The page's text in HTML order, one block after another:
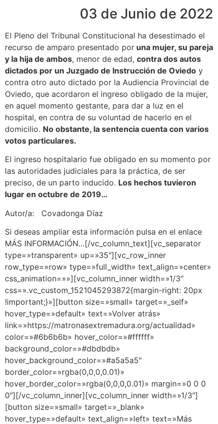
03 de Junio de 2022
El Pleno del Tribunal Constitucional ha desestimado el
recurso de amparo presentado por una mujer, su pareja
y la hija de ambos, menor de edad, contra dos autos
dictados por un Juzgado de Instrucción de Oviedo y
contra otro auto dictado por la Audiencia Provincial de
Oviedo, que acordaron el ingreso obligado de la mujer,
en aquel momento gestante, para dar a luz en el
hospital, en contra de su voluntad de hacerlo en el
domicilio. No obstante, la sentencia cuenta con varios
votos particulares.
El ingreso hospitalario fue obligado en su momento por
las autoridades judiciales para la práctica, de ser
preciso, de un parto inducido. Los hechos tuvieron
lugar en octubre de 2019…
Autor/a: Covadonga Díaz
Si deseas ampliar esta información pulsa en el enlace
MÁS INFORMACIÓN…[/vc_column_text][vc_separator
type=»transparent» up=»35″][vc_row_inner
row_type=»row» type=»full_width» text_align=»center»
css_animation=»»][vc_column_inner width=»1/3″
css=».vc_custom_1521045293872{margin-right: 20px
!important;}»][button size=»small» target=»_self»
hover_type=»default» text=»Volver atrás»
link=»https://matronasextremadura.org/actualidad»
color=»#6b6b6b» hover_color=»#ffffff»
background_color=»#dbdbdb»
hover_background_color=»#a5a5a5″
border_color=»rgba(0,0,0,0.01)»
hover_border_color=»rgba(0,0,0,0.01)» margin=»0 0 0
0″][/vc_column_inner][vc_column_inner width=»1/3″]
[button size=»small» target=»_blank»
hover_type=»default» text_align=»left» text=»Más